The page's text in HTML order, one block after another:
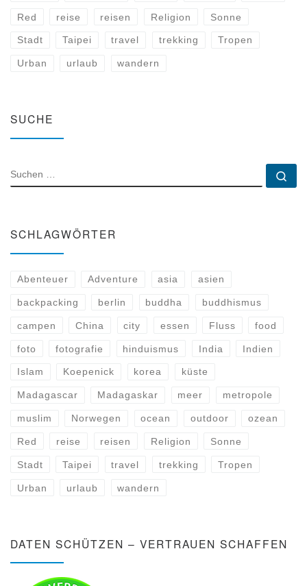
Red reise reisen Religion Sonne
Stadt Taipei travel trekking Tropen
Urban urlaub wandern
SUCHE
SUCHE
SCHLAGWÖRTER
Abenteuer Adventure asia asien
backpacking berlin buddha buddhismus
campen China city essen Fluss food
foto fotografie hinduismus India Indien
Islam Koepenick korea küste
Madagascar Madagaskar meer metropole
muslim Norwegen ocean outdoor ozean
Red reise reisen Religion Sonne
Stadt Taipei travel trekking Tropen
Urban urlaub wandern
DATEN SCHÜTZEN – VERTRAUEN SCHAFFEN